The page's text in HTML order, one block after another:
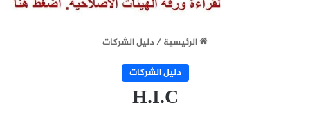
الرئيسية/دليل الشركات
دليل الشركات
H.I.C